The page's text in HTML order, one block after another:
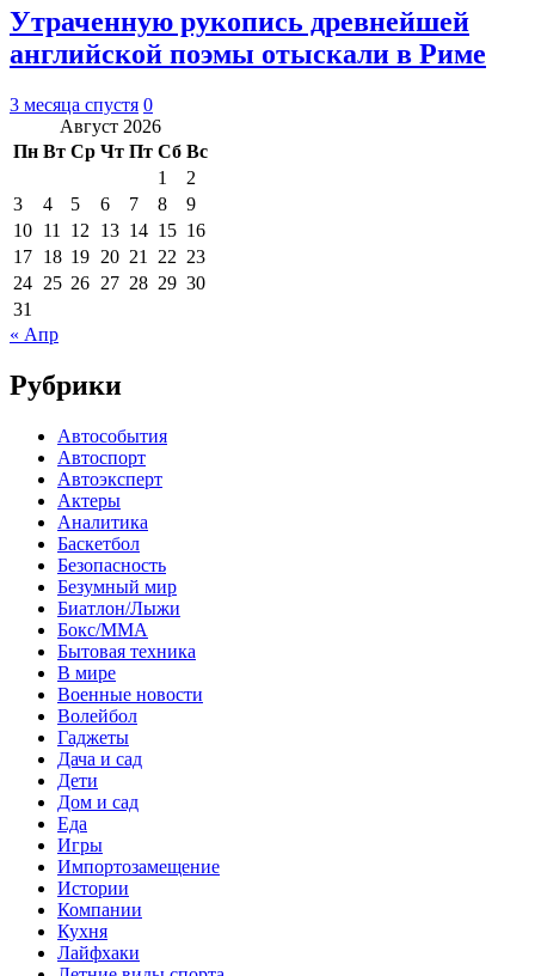
Утраченную рукопись древнейшей
английской поэмы отыскали в Риме
3 месяца спустя 0
Август 2026
Пн Вт Ср Чт Пт Сб Вс
1
2
3
4 5 6 7 8
9
10 11 12 13 14 15 16
17 18 19 20 21 22 23
24 25 26 27 28 29 30
31
« Апр
Рубрики
Автособытия
Автоспорт
Автоэксперт
Актеры
Аналитика
Баскетбол
Безопасность
Безумный мир
Биатлон/Лыжи
Бокс/MMA
Бытовая техника
В мире
Военные новости
Волейбол
Гаджеты
Дача и сад
Дети
Дом и сад
Еда
Игры
Импортозамещение
Истории
Компании
Кухня
Лайфхаки